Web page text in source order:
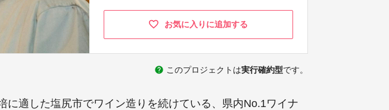
お気に入りに追加する
help このプロジェクトは実行確約型です。
適した塩尻市でワイン造りを続けている、県内No.1ワイナ